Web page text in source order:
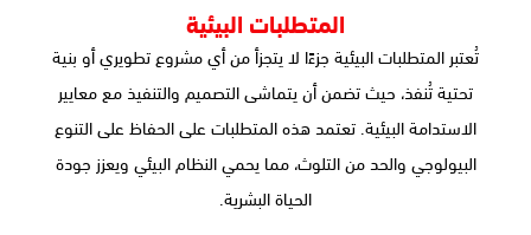
المتطلبات البيئية
تُعتبر المتطلبات البيئية جزءًا لا يتجزأ من أي مشروع تطويري أو بنية
تحتية تُنفذ، حيث تضمن أن يتماشى التصميم والتنفيذ مع معايير
الاستدامة البيئية. تعتمد هذه المتطلبات على الحفاظ على التنوع
البيولوجي والحد من التلوث، مما يحمي النظام البيئي ويعزز جودة
الحياة البشرية.